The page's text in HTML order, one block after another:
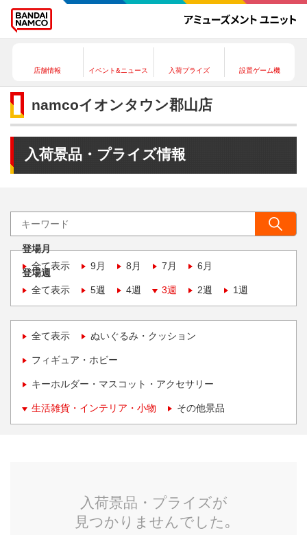
店舗情報 イベント&ニュース 入荷プライズ 設置ゲーム機
namcoイオンタウン郡山店
入荷景品・プライズ情報
登場月
全て表示
9月 8月 7月 6月
登場週
全て表示
5週 4週 3週 2週 1週
全て表示 ぬいぐるみ・クッション
フィギュア・ホビー
キーホルダー・マスコット・アクセサリー
生活雑貨・インテリア・小物 その他景品